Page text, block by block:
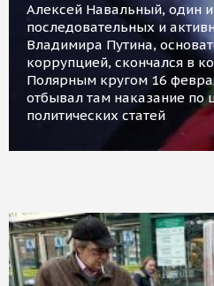
Алексей Навальный, один
последовательных и
Владимира Путина,
коррупцией, скончался в
Полярным кругом 16
отбывал там наказание по
политических статей